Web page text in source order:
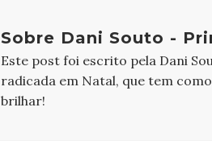
Sobre Dani Souto -
Este post foi escrito pela Dani
radicada em Natal, que tem
brilhar!